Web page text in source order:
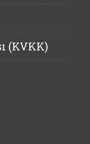
(KVKK)